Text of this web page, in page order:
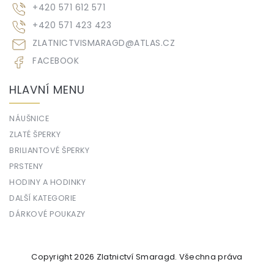
ZLATNICTVISMARAGD@ATLAS.CZ
+420 571 612 571
+420 571 423 423
FACEBOOK
HLAVNÍ MENU
NÁUŠNICE
ZLATÉ ŠPERKY
BRILIANTOVÉ ŠPERKY
PRSTENY
HODINY A HODINKY
DALŠÍ KATEGORIE
DÁRKOVÉ POUKAZY
Copyright 2026 Zlatnictví Smaragd. Všechna práva